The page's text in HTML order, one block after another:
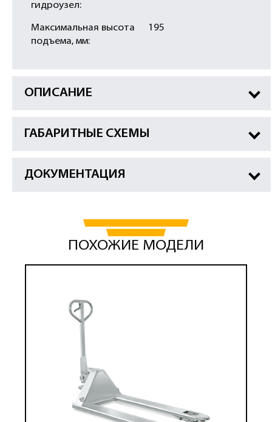
гидроузел:
Максимальная высота
подъема, мм:
195
ОПИСАНИЕ
ГАБАРИТНЫЕ СХЕМЫ
ДОКУМЕНТАЦИЯ
ПОХОЖИЕ МОДЕЛИ